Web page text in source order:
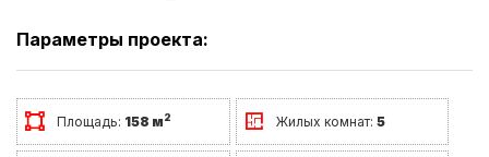
Параметры проекта:
Площадь: 158 м2 Жилых комнат: 5